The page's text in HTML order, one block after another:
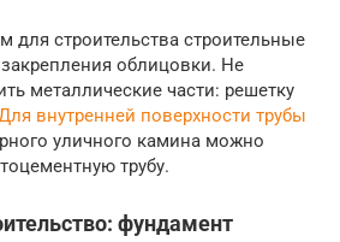
для строительства строительные
облицовки. Не
металлические части: решетку
внутренней поверхности трубы
уличного камина можно
трубу.
фундамент